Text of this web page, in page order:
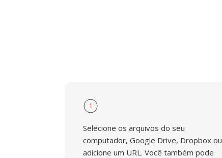
1
Selecione os arquivos do seu
computador, Google Drive, Dropbox ou
adicione um URL. Você também pode